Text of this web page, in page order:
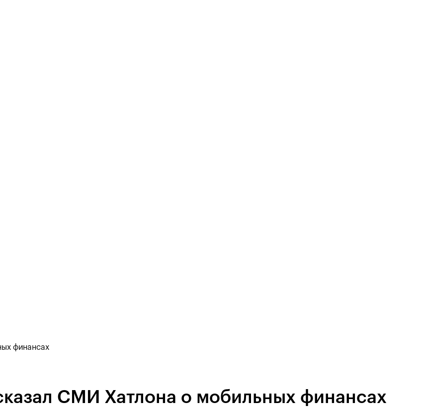
финансах
СМИ Хатлона о мобильных финансах